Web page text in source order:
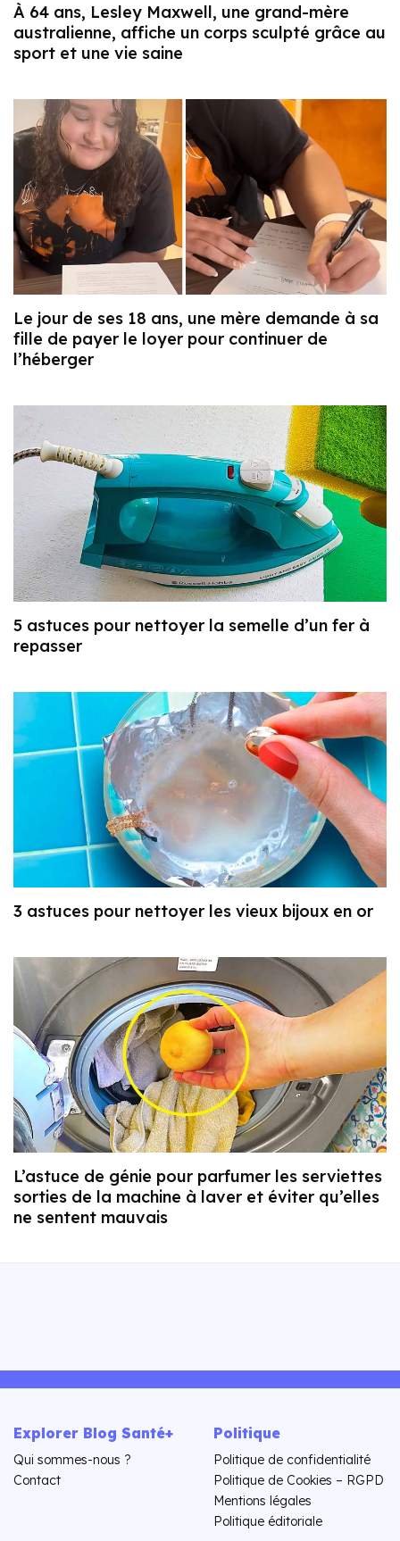
À 64 ans, Lesley Maxwell, une grand-mère
australienne, affiche un corps sculpté grâce au
sport et une vie saine
Le jour de ses 18 ans, une mère demande à sa
fille de payer le loyer pour continuer de
l’héberger
5 astuces pour nettoyer la semelle d’un fer à
repasser
3 astuces pour nettoyer les vieux bijoux en or
L’astuce de génie pour parfumer les serviettes
sorties de la machine à laver et éviter qu’elles
ne sentent mauvais
Explorer Blog Santé+
Qui sommes-nous ?
Contact
Politique
Politique de confidentialité
Politique de Cookies – RGPD
Mentions légales
Politique éditoriale